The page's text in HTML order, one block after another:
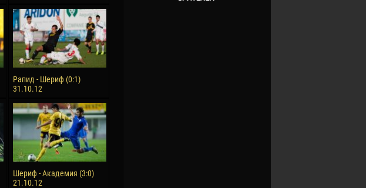
Рапид - Шериф (0:1)
31.10.12
Шериф - Академия (3:0)
21.10.12